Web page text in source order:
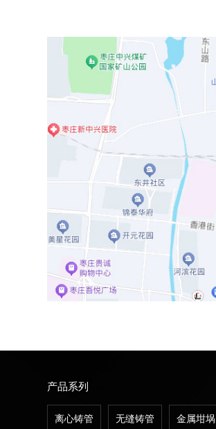
产品系列
离心铸管 无缝铸管 金属坩埚